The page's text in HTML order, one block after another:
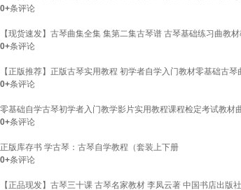
0+条评论
【现货速发】古琴曲集全集 集第二集古琴谱 古琴基础练习曲教
0+条评论
【正版推荐】正版古琴实用教程 初学者自学入门教材零基础古
0+条评论
零基础自学古琴初学者入门教学影片实用教程课程检定考试教材
0+条评论
正版库存书 学古琴：古琴自学教程（套装上下册
0+条评论
【正品现发】古琴三十课 古琴名家教材 李凤云著 中国书店出